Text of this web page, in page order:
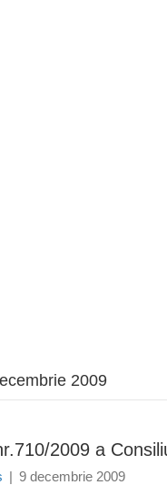
2009
2009 a
| 9 decembrie 2009